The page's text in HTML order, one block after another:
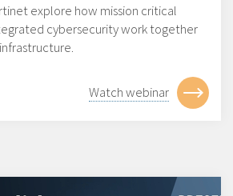
explore how mission critical
cybersecurity work together
Watch webinar